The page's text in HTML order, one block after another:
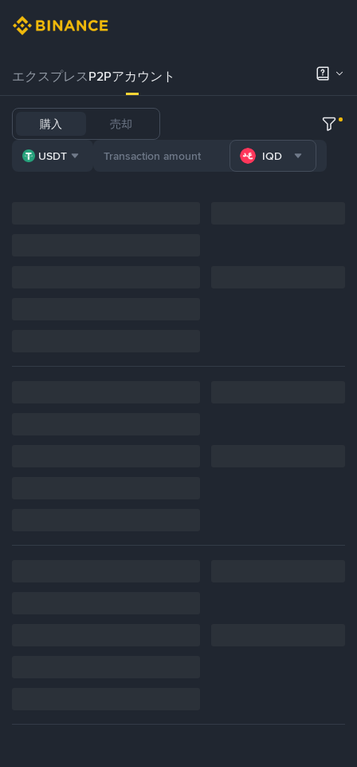
エクスプレスP2Pアカウント
購入 売却
USDT IQD